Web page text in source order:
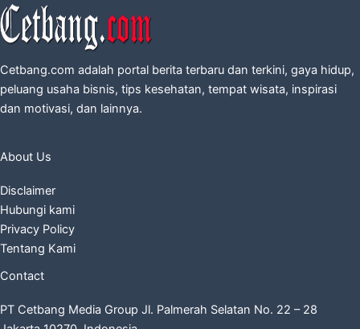
Cetbang.com adalah portal berita terbaru dan terkini, gaya hidup,
peluang usaha bisnis, tips kesehatan, tempat wisata, inspirasi
dan motivasi, dan lainnya.
About Us
Disclaimer
Hubungi kami
Privacy Policy
Tentang Kami
Contact
PT Cetbang Media Group Jl. Palmerah Selatan No. 22 – 28